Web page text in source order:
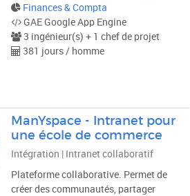
Finances & Compta
GAE Google App Engine
3 ingénieur(s) + 1 chef de projet
381 jours / homme
ManYspace - Intranet pour
une école de commerce
Intégration | Intranet collaboratif
Plateforme collaborative. Permet de
créer des communautés, partager